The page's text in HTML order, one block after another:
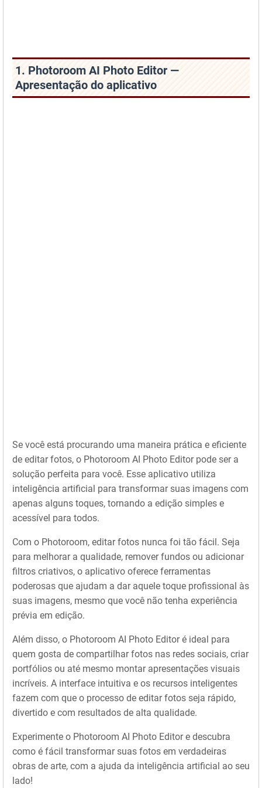
1. Photoroom AI Photo Editor —
Apresentação do aplicativo
Se você está procurando uma maneira prática e eficiente
de editar fotos, o Photoroom AI Photo Editor pode ser a
solução perfeita para você. Esse aplicativo utiliza
inteligência artificial para transformar suas imagens com
apenas alguns toques, tornando a edição simples e
acessível para todos.
Com o Photoroom, editar fotos nunca foi tão fácil. Seja
para melhorar a qualidade, remover fundos ou adicionar
filtros criativos, o aplicativo oferece ferramentas
poderosas que ajudam a dar aquele toque profissional às
suas imagens, mesmo que você não tenha experiência
prévia em edição.
Além disso, o Photoroom AI Photo Editor é ideal para
quem gosta de compartilhar fotos nas redes sociais, criar
portfólios ou até mesmo montar apresentações visuais
incríveis. A interface intuitiva e os recursos inteligentes
fazem com que o processo de editar fotos seja rápido,
divertido e com resultados de alta qualidade.
Experimente o Photoroom AI Photo Editor e descubra
como é fácil transformar suas fotos em verdadeiras
obras de arte, com a ajuda da inteligência artificial ao seu
lado!